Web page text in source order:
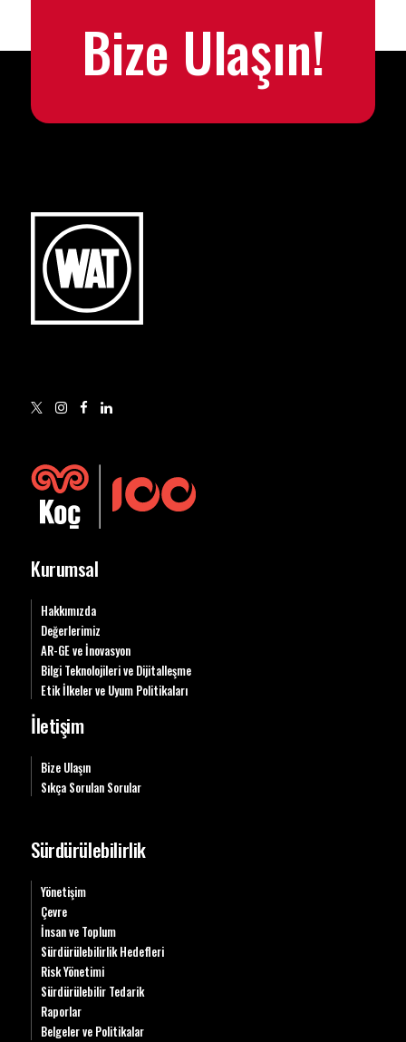
Bize Ulaşın!
Kurumsal
Hakkımızda
Değerlerimiz
AR-GE ve İnovasyon
Bilgi Teknolojileri ve Dijitalleşme
Etik İlkeler ve Uyum Politikaları
İletişim
Bize Ulaşın
Sıkça Sorulan Sorular
Sürdürülebilirlik
Yönetişim
Çevre
İnsan ve Toplum
Sürdürülebilirlik Hedefleri
Risk Yönetimi
Sürdürülebilir Tedarik
Raporlar
Belgeler ve Politikalar